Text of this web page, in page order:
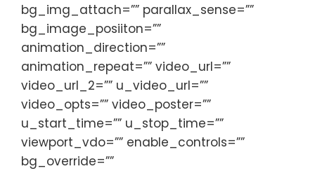
bg_img_attach=”” parallax_sense=””
bg_image_posiiton=””
animation_direction=””
animation_repeat=”” video_url=””
video_url_2=”” u_video_url=””
video_opts=”” video_poster=””
u_start_time=”” u_stop_time=””
viewport_vdo=”” enable_controls=””
bg_override=””